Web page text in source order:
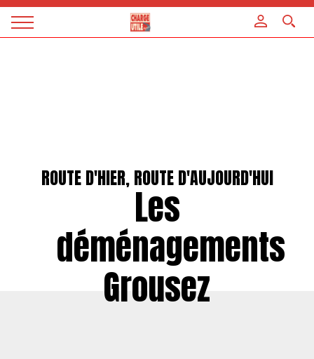
Magazine
ROUTE D'HIER, ROUTE D'AUJOURD'HUI
Les
déménagements
Grousez
Panneau de gestion des cookies